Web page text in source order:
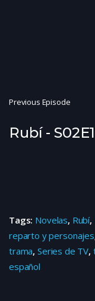
Previous Episode
Rubí -
Tags: Novelas, Rubí,
reparto y personajes
trama, Series de TV,
español